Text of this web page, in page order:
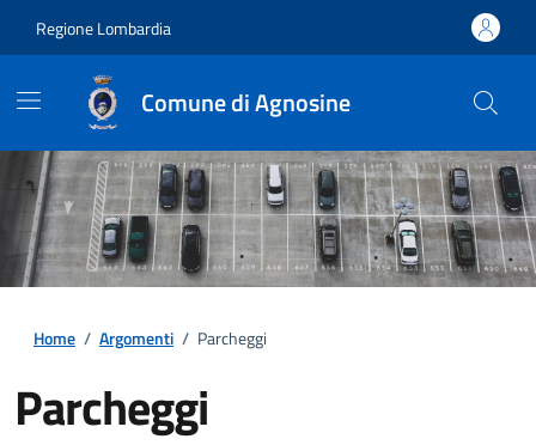
Regione Lombardia
Comune di Agnosine
Home / Argomenti / Parcheggi
Parcheggi